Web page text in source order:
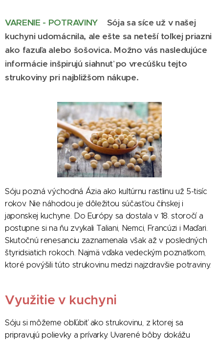
VARENIE - POTRAVINY
Sója sa síce už v našej
kuchyni udomácnila, ale ešte sa neteší toľkej priazni
ako fazuľa alebo šošovica. Možno vás nasledujúce
informácie inšpirujú siahnuť po vrecúšku tejto
strukoviny pri najbližšom nákupe.
Sóju pozná východná Ázia ako kultúrnu rastlinu už 5-tisíc
rokov. Nie náhodou je dôležitou súčasťou čínskej i
japonskej kuchyne. Do Európy sa dostala v 18. storočí a
postupne si na ňu zvykali Taliani, Nemci, Francúzi i Maďari.
Skutočnú renesanciu zaznamenala však až v posledných
štyridsiatich rokoch. Najmä vďaka vedeckým poznatkom,
ktoré povýšili túto strukovinu medzi najzdravšie potraviny.
Využitie v kuchyni
Sóju si môžeme obľúbiť ako strukovinu, z ktorej sa
pripravujú polievky a prívarky. Uvarené bôby dokážu